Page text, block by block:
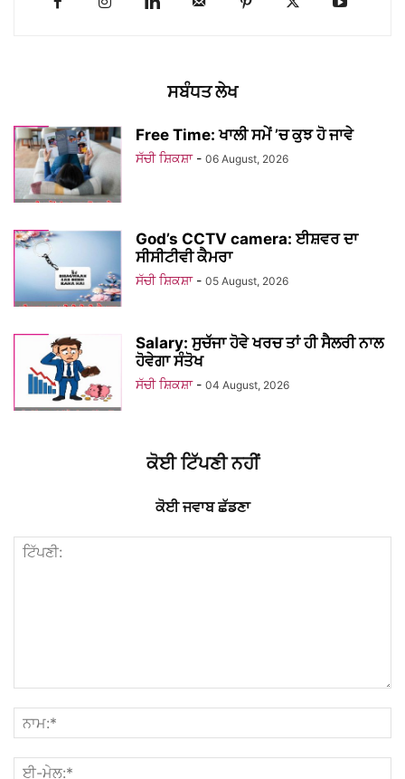
ਸਬੰਧਤ ਲੇਖ
Free Time: ਖਾਲੀ ਸਮੇਂ ’ਚ ਕੁਝ ਹੋ ਜਾਵੇ
ਸੱਚੀ ਸ਼ਿਕਸ਼ਾ - 06 August, 2026
God’s CCTV camera: ਈਸ਼ਵਰ ਦਾ
ਸੀਸੀਟੀਵੀ ਕੈਮਰਾ
ਸੱਚੀ ਸ਼ਿਕਸ਼ਾ - 05 August, 2026
Salary: ਸੁਚੱਜਾ ਹੋਵੇ ਖਰਚ ਤਾਂ ਹੀ ਸੈਲਰੀ ਨਾਲ
ਹੋਵੇਗਾ ਸੰਤੋਖ
ਸੱਚੀ ਸ਼ਿਕਸ਼ਾ - 04 August, 2026
ਕੋਈ ਟਿੱਪਣੀ ਨਹੀਂ
ਕੋਈ ਜਵਾਬ ਛੱਡਣਾ